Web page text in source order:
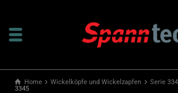
Home Wickelköpfe und Wickelzapfen Serie
3345